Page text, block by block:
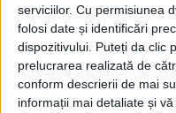
serviciilor. Cu permisiunea
folosi date și identificări
dispozitivului. Puteți da clic
prelucrarea realizată de
conform descrierii de mai
informații mai detaliate și
revoluție, nici
trecutul, căci
Michelangelo,
antică.